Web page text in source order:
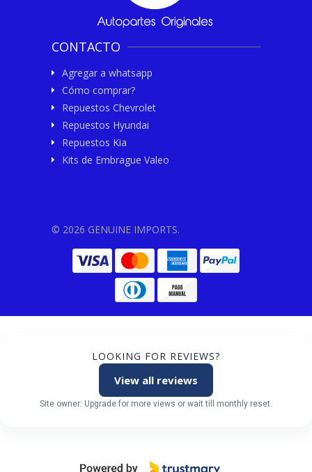
CONTACTO
Agregar a whatsapp
Cómo comprar?
Repuestos Chevrolet
Repuestos Hyundai
Repuestos Kia
Kits de Embrague Valeo
© 2026 GENUINE IMPORTS.
LOOKING FOR REVIEWS?
View all reviews
Site owner: Upgrade for more views or wait till monthly reset.